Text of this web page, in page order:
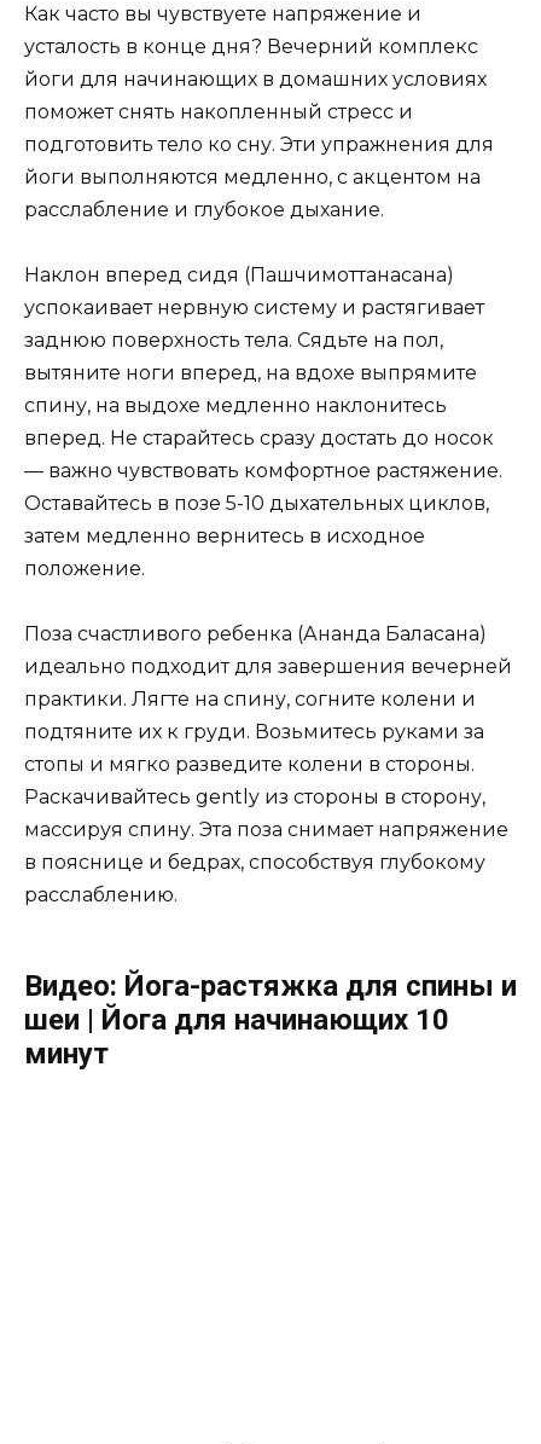
Как часто вы чувствуете напряжение и
усталость в конце дня? Вечерний комплекс
йоги для начинающих в домашних условиях
поможет снять накопленный стресс и
подготовить тело ко сну. Эти упражнения для
йоги выполняются медленно, с акцентом на
расслабление и глубокое дыхание.
Наклон вперед сидя (Пашчимоттанасана)
успокаивает нервную систему и растягивает
заднюю поверхность тела. Сядьте на пол,
вытяните ноги вперед, на вдохе выпрямите
спину, на выдохе медленно наклонитесь
вперед. Не старайтесь сразу достать до носок
— важно чувствовать комфортное растяжение.
Оставайтесь в позе 5-10 дыхательных циклов,
затем медленно вернитесь в исходное
положение.
Поза счастливого ребенка (Ананда Баласана)
идеально подходит для завершения вечерней
практики. Лягте на спину, согните колени и
подтяните их к груди. Возьмитесь руками за
стопы и мягко разведите колени в стороны.
Раскачивайтесь gently из стороны в сторону,
массируя спину. Эта поза снимает напряжение
в пояснице и бедрах, способствуя глубокому
расслаблению.
Видео: Йога-растяжка для спины и
шеи | Йога для начинающих 10
минут